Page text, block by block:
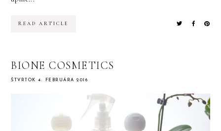
READ ARTICLE
BIONE COSMETICS
ŠTVRTOK 4. FEBRUÁRA 2016